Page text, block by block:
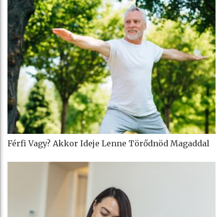
Férfi Vagy? Akkor Ideje Lenne Törődnöd Magaddal